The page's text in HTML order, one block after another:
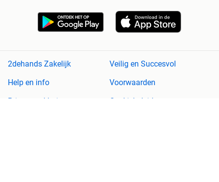
2dehands Zakelijk
Veilig en Succesvol
Help en info
Voorwaarden
Privacyverklaring
Cookiebeleid